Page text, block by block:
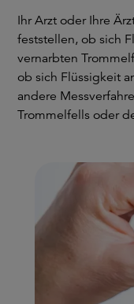
Ihr Arzt oder Ihre
feststellen, ob sich
vernarbten
ob sich Flüssigkeit
andere
Trommelfells oder